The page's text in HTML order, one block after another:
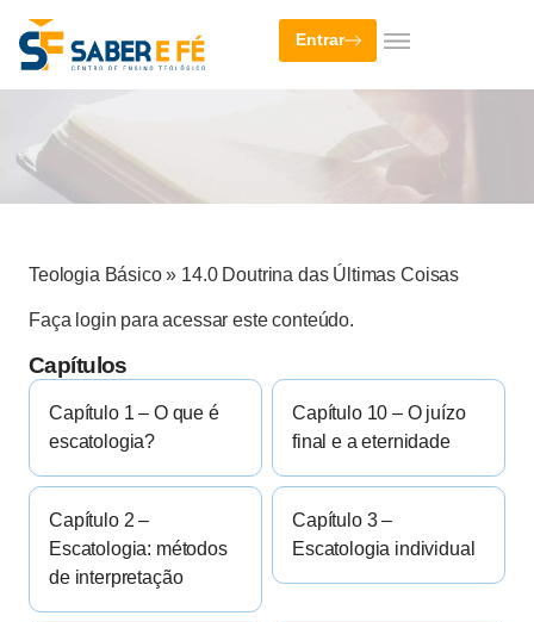
Entrar
Teologia Básico » 14.0 Doutrina das Últimas Coisas
Faça login para acessar este conteúdo.
Capítulos
Capítulo 1 – O que é
escatologia?
Capítulo 10 – O juízo
final e a eternidade
Capítulo 2 –
Escatologia: métodos
de interpretação
Capítulo 3 –
Escatologia individual